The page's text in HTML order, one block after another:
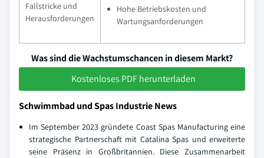
Fallstricke und
Herausforderungen
Hohe Betriebskosten und
Wartungsanforderungen
Was sind die Wachstumschancen in diesem Markt?
Kostenloses PDF herunterladen
Schwimmbad und Spas Industrie News
Im September 2023 gründete Coast Spas Manufacturing eine
strategische Partnerschaft mit Catalina Spas und erweiterte
seine Präsenz in Großbritannien. Diese Zusammenarbeit